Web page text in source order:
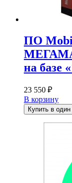
ПО
на базе
23 550 ₽
В корзину
Купить в один